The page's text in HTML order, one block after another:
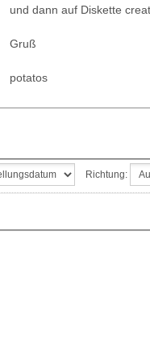
und dann auf Diskette
Gruß
potatos
Richtung: